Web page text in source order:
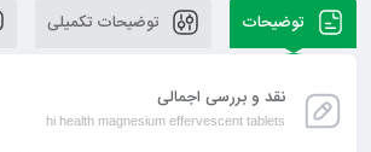
توضیحات توضیحات تکمیلی
نقد و بررسی اجمالی
hi health magnesium effervescent tablets